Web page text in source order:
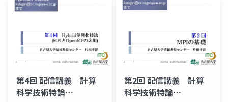
第4回 配信講義 計算
科学技術特論
第2回 配信講義 計算
科学技術特論